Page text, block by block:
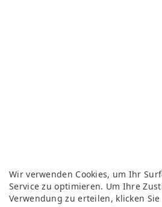
Wir verwenden Cookies, um Ihr
Service zu optimieren. Um Ihre
Verwendung zu erteilen, klicken